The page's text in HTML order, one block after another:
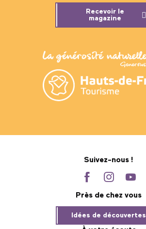
Recevoir le
magazine
Suivez-nous !
Près de chez vous
Idées de découvertes